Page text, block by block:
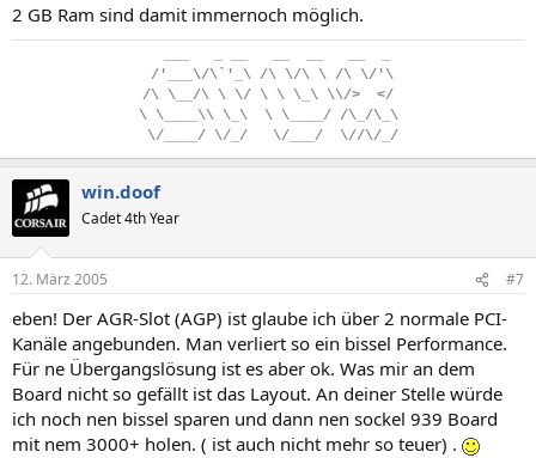
2 GB Ram sind damit immernoch möglich.
/'___\/\`'_\ /\ \/\ \ /\ \/'\
/\ \__/\ \ \/ \ \ \_\ \\/>
</
\. \____\\. \_\.. \. \____/. /\_/\_\
\/____/. \/_/... \/___/.. \//\/_/
win.doof
Cadet 4th Year
12. März 2005 #7
eben! Der AGR-Slot (AGP) ist glaube ich über 2 normale PCI-
Kanäle angebunden. Man verliert so ein bissel Performance.
Für ne Übergangslösung ist es aber ok. Was mir an dem
Board nicht so gefällt ist das Layout. An deiner Stelle würde
ich noch nen bissel sparen und dann nen sockel 939 Board
mit nem 3000+ holen. ( ist auch nicht mehr so teuer) .